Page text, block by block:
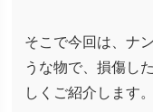
そこで今回は、ナ
うな物で、損傷し
しくご紹介します。